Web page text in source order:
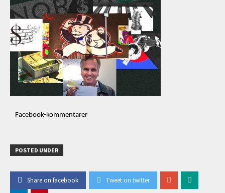
Facebook-kommentarer
POSTED UNDER
Share on facebook Tweet on twitter